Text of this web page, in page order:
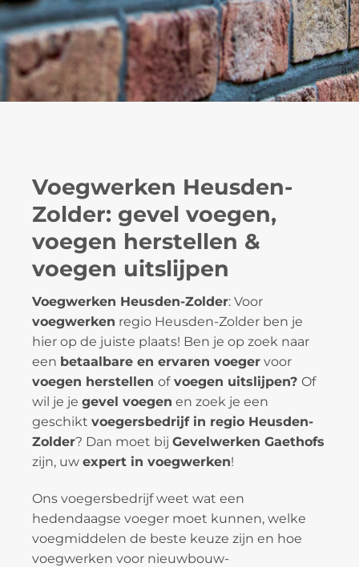
Voegwerken Heusden-
Zolder: gevel voegen,
voegen herstellen &
voegen uitslijpen
Voegwerken Heusden-Zolder: Voor
voegwerken regio Heusden-Zolder ben je
hier op de juiste plaats! Ben je op zoek naar
een betaalbare en ervaren voeger voor
voegen herstellen ofvoegen uitslijpen? Of
wil je je gevel voegen en zoek je een
geschikt voegersbedrijf in regio Heusden-
Zolder? Dan moet bij Gevelwerken Gaethofs
zijn, uw expert in voegwerken!
Ons voegersbedrijf weet wat een
hedendaagse voeger moet kunnen, welke
voegmiddelen de beste keuze zijn en hoe
voegwerken voor nieuwbouw-